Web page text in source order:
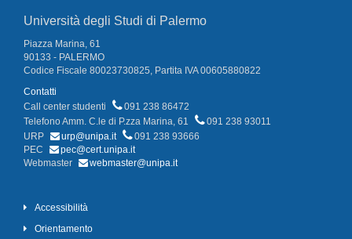
Università degli Studi di Palermo
Piazza Marina, 61
90133 - PALERMO
Codice Fiscale 80023730825, Partita IVA 00605880822
Contatti
Call center studenti
091 238 86472
Telefono Amm. C.le di P.zza Marina, 61
091 238 93011
URP
urp@unipa.it
091 238 93666
PEC
pec@cert.unipa.it
Webmaster
webmaster@unipa.it
Accessibilità
Orientamento